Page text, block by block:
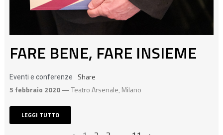
FARE BENE, FARE INSIEME
Eventi e conferenze
Share
5 febbraio 2020 —Teatro Arsenale, Milano
LEGGI TUTTO